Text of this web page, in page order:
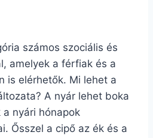
számos szociális és
amelyek a férfiak és a
is elérhetők. Mi lehet a
A nyár lehet boka
nyári hónapok
Ősszel a cipő az ék és a